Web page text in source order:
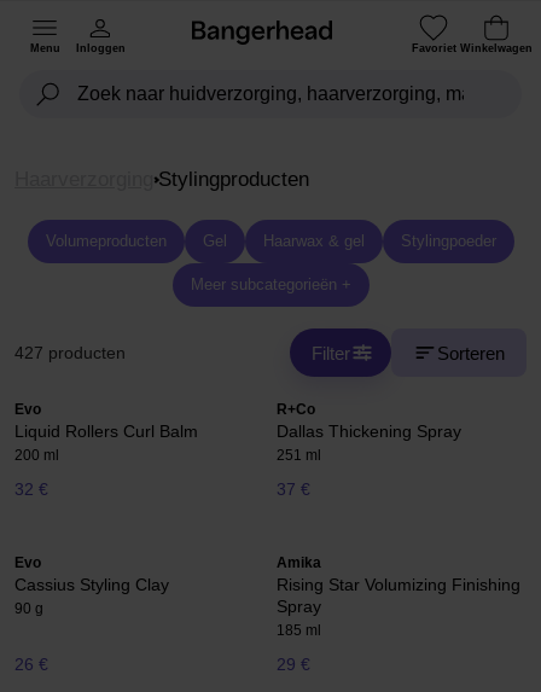
Menu Inloggen Favoriet Winkelwagen
Stylingproducten
Volumeproducten Gel Haarwax & gel Stylingpoeder
Meer subcategorieën +
427 producten Filter Sorteren
Evo
Liquid Rollers Curl Balm
200 ml
32 €
R+Co
Dallas Thickening Spray
251 ml
37 €
Evo
Cassius Styling Clay
90 g
26 €
Amika
Rising Star Volumizing Finishing
Spray
185 ml
29 €